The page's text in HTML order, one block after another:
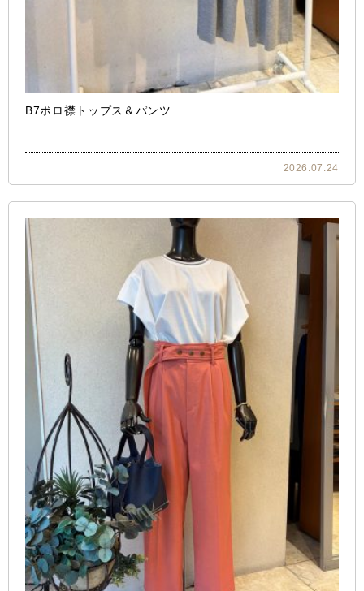
B7ポロ襟トップス＆パンツ
2026.07.24